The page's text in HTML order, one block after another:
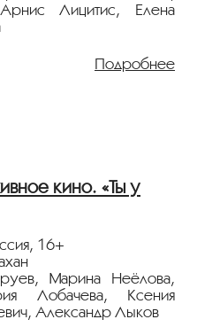
Лицитис, Елена
в драку с
парнишку. В
Следователю
до правды.
по сценарию Рустама
солнце пустыни»,
«Храни меня,
рамках программы
.
Подробнее
кино. «Ты у
16+
Марина Неёлова,
Лобачева, Ксения
Александр Лыков